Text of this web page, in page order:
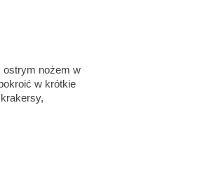
ostrym nożem w
w krótkie